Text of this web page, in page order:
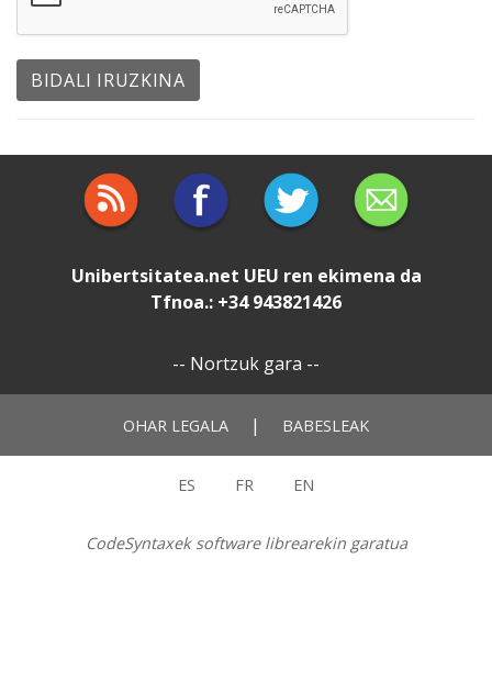
Unibertsitatea.net UEU ren ekimena da
Tfnoa.: +34 943821426
-- Nortzuk gara --
OHAR LEGALA | BABESLEAK
ES FR EN
CodeSyntaxek software librearekin garatua